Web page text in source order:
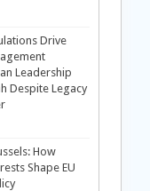
Drive
Leadership
Despite Legacy
How
Shape EU